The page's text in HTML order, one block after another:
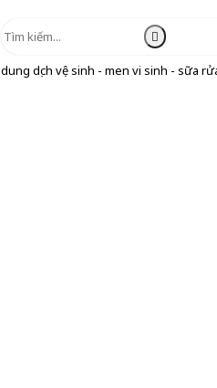
dung dịch vệ sinh - men vi sinh - sữa